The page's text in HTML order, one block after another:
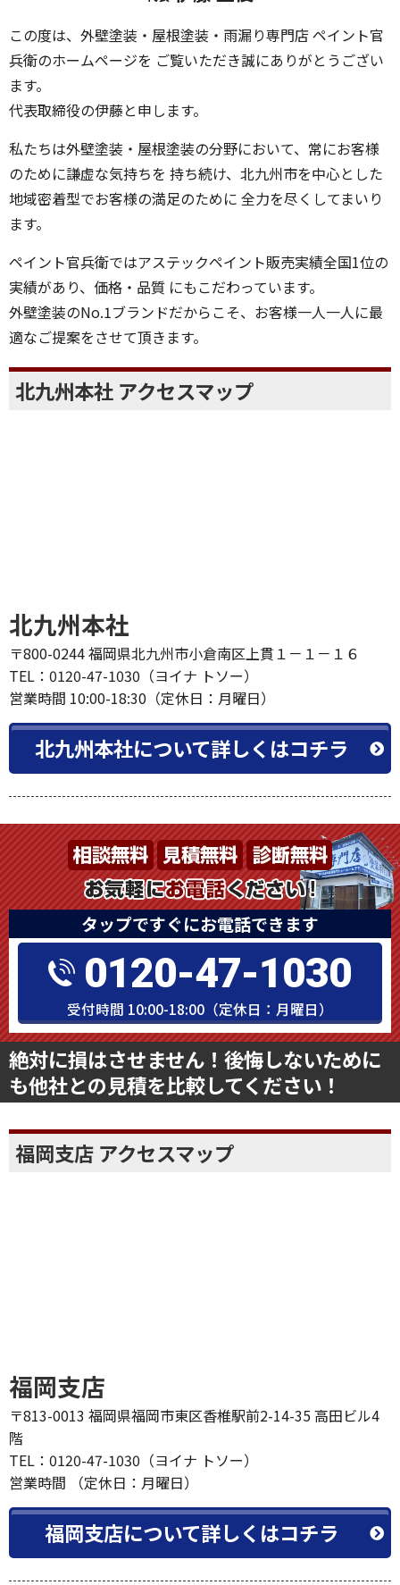
この度は、外壁塗装・屋根塗装・雨漏り専門店 ペイント官
兵衛のホームページを ご覧いただき誠にありがとうござい
ます。
代表取締役の伊藤と申します。
私たちは外壁塗装・屋根塗装の分野において、常にお客様
のために謙虚な気持ちを 持ち続け、北九州市を中心とした
地域密着型でお客様の満足のために 全力を尽くしてまいり
ます。
ペイント官兵衛ではアステックペイント販売実績全国1位の
実績があり、価格・品質 にもこだわっています。
外壁塗装のNo.1ブランドだからこそ、お客様一人一人に最
適なご提案をさせて頂きます。
北九州本社 アクセスマップ
北九州本社
〒800-0244 福岡県北九州市小倉南区上貫１－１－１６
TEL：0120-47-1030（ヨイナ トソー）
営業時間 10:00-18:30（定休日：月曜日）
北九州本社について詳しくはコチラ
タップですぐにお電話できます
0120-47-1030
受付時間 10:00-18:00（定休日：月曜日）
絶対に損はさせません！後悔しないために
も他社との見積を比較してください！
福岡支店 アクセスマップ
福岡支店
〒813-0013 福岡県福岡市東区香椎駅前2-14-35 高田ビル4
階
TEL：0120-47-1030（ヨイナ トソー）
営業時間 （定休日：月曜日）
福岡支店について詳しくはコチラ